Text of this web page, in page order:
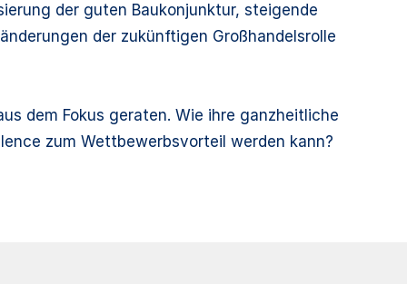
der guten Baukonjunktur, steigende
der zukünftigen Großhandelsrolle
dem Fokus geraten. Wie ihre ganzheitliche
zum Wettbewerbsvorteil werden kann?